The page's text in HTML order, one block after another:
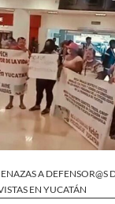
A DEFENSOR@S
EN YUCATÁN